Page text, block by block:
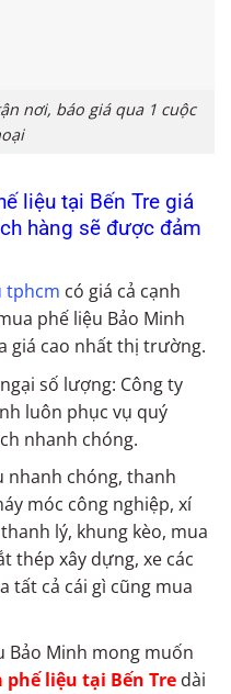
nơi, báo giá qua 1 cuộc
liệu tại Bến Tre giá
hàng sẽ được đảm
tphcm có giá cả cạnh
phế liệu Bảo Minh
giá cao nhất thị trường.
số lượng: Công ty
luôn phục vụ quý
nhanh chóng.
nhanh chóng, thanh
móc công nghiệp, xí
lý, khung kèo, mua
thép xây dựng, xe các
tất cả cái gì cũng mua
Bảo Minh mong muốn
liệu tại Bến Tre dài